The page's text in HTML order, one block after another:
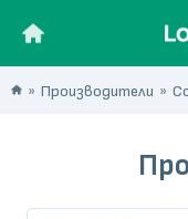
Производители